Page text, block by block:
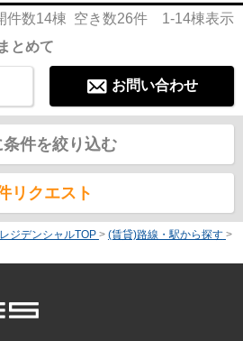
件数14棟 空き数26件 1-14棟表示
とめて
お問い合わせ
条件を絞り込む
リクエスト
ジデンシャルTOP > (賃貸)路線・駅から探す >